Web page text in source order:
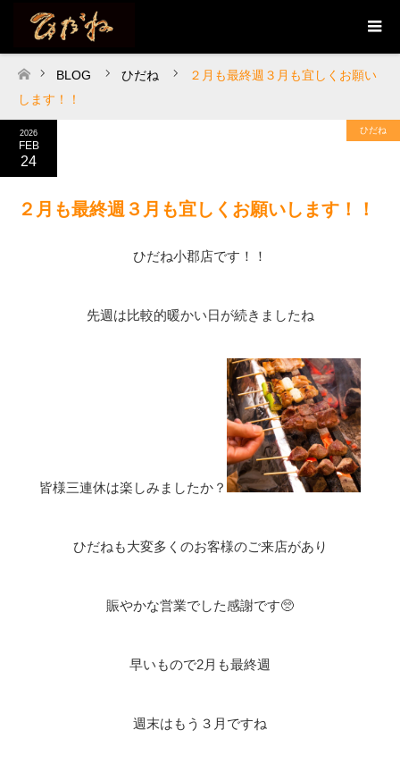
ホーム
BLOG ひだね
２月も最終週３月も宜しくお願い
します！！
2026
FEB
24
ひだね
２月も最終週３月も宜しくお願いします！！
ひだね小郡店です！！
先週は比較的暖かい日が続きましたね
皆様三連休は楽しみましたか？
ひだねも大変多くのお客様のご来店があり
賑やかな営業でした感謝です🥺
早いもので2月も最終週
週末はもう３月ですね